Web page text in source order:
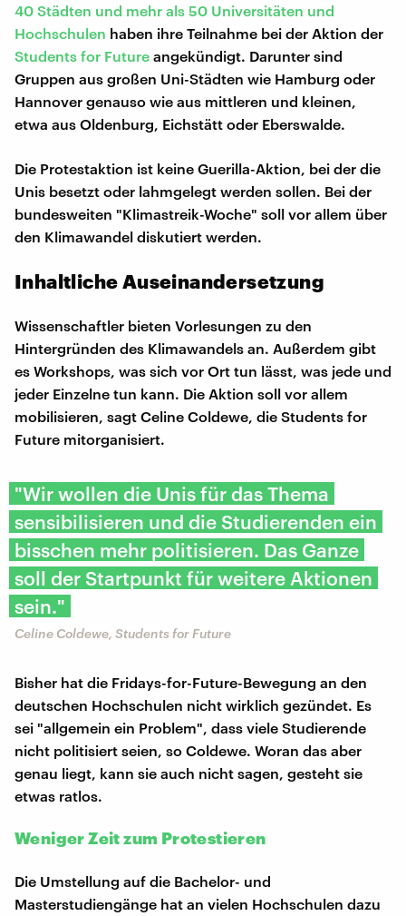
40 Städten und mehr als 50 Universitäten und
Hochschulen haben ihre Teilnahme bei der Aktion der
Students for Future angekündigt. Darunter sind
Gruppen aus großen Uni-Städten wie Hamburg oder
Hannover genauso wie aus mittleren und kleinen,
etwa aus Oldenburg, Eichstätt oder Eberswalde.
Die Protestaktion ist keine Guerilla-Aktion, bei der die
Unis besetzt oder lahmgelegt werden sollen. Bei der
bundesweiten "Klimastreik-Woche" soll vor allem über
den Klimawandel diskutiert werden.
Inhaltliche Auseinandersetzung
Wissenschaftler bieten Vorlesungen zu den
Hintergründen des Klimawandels an. Außerdem gibt
es Workshops, was sich vor Ort tun lässt, was jede und
jeder Einzelne tun kann. Die Aktion soll vor allem
mobilisieren, sagt Celine Coldewe, die Students for
Future mitorganisiert.
"Wir wollen die Unis für das Thema
sensibilisieren und die Studierenden ein
bisschen mehr politisieren. Das Ganze
soll der Startpunkt für weitere Aktionen
sein."
Celine Coldewe, Students for Future
Bisher hat die Fridays-for-Future-Bewegung an den
deutschen Hochschulen nicht wirklich gezündet. Es
sei "allgemein ein Problem", dass viele Studierende
nicht politisiert seien, so Coldewe. Woran das aber
genau liegt, kann sie auch nicht sagen, gesteht sie
etwas ratlos.
Weniger Zeit zum Protestieren
Die Umstellung auf die Bachelor- und
Masterstudiengänge hat an vielen Hochschulen dazu